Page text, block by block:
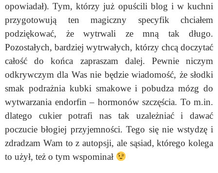
opowiadał). Tym, którzy już opuścili blog i w kuchni
przygotowują ten magiczny specyfik chciałem
podziękować, że wytrwali ze mną tak długo.
Pozostałych, bardziej wytrwałych, którzy chcą doczytać
całość do końca zapraszam dalej. Pewnie niczym
odkrywczym dla Was nie będzie wiadomość, że słodki
smak podrażnia kubki smakowe i pobudza mózg do
wytwarzania endorfin – hormonów szczęścia. To m.in.
dlatego cukier potrafi nas tak uzależniać i dawać
poczucie błogiej przyjemności. Tego się nie wstydzę i
zdradzam Wam to z autopsji, ale sąsiad, którego kolega
to użył, też o tym wspominał